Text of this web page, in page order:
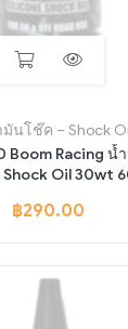
มันโช๊ค – Shock
Boom Racing น้
Shock Oil 30wt
฿290.00